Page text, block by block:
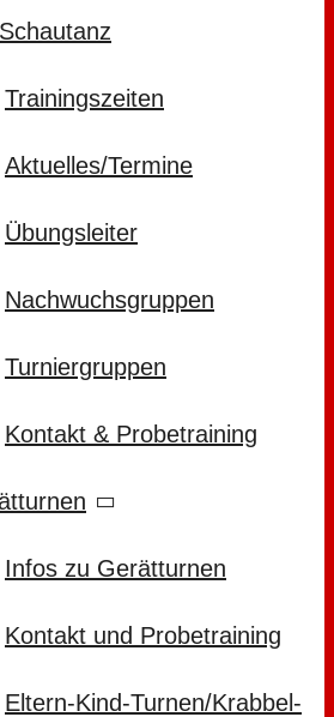
Schautanz
Trainingszeiten
Aktuelles/Termine
Übungsleiter
Nachwuchsgruppen
Turniergruppen
Kontakt & Probetraining
Infos zu Gerätturnen
Kontakt und Probetraining
Eltern-Kind-Turnen/Krabbel-